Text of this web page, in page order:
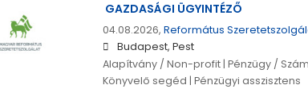
GAZDASÁGI ÜGYINTÉZŐ
04.08.2026, Református
Budapest, Pest
Alapítvány / Non-profit | Pénzügy /
Könyvelő segéd | Pénzügyi asszisztens